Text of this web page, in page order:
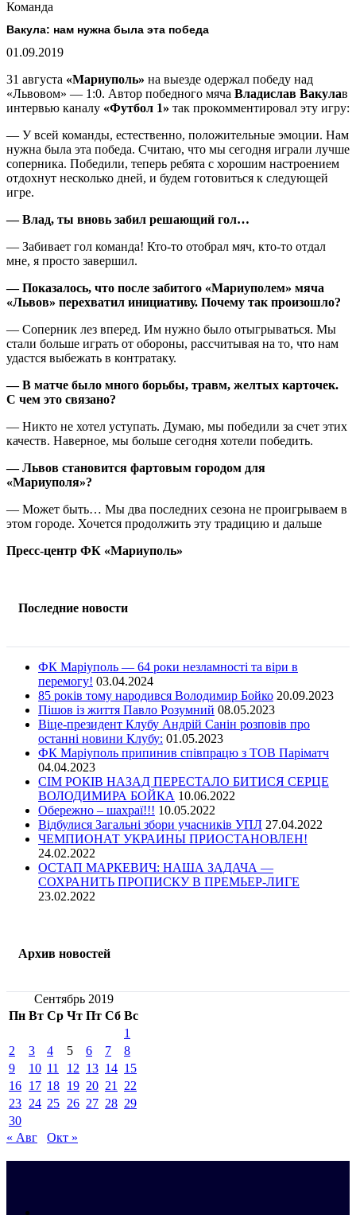
Команда
Вакула: нам нужна была эта победа
01.09.2019
31 августа «Мариуполь» на выезде одержал победу над
«Львовом» — 1:0. Автор победного мяча Владислав Вакулав
интервью каналу «Футбол 1» так прокомментировал эту игру:
— У всей команды, естественно, положительные эмоции. Нам
нужна была эта победа. Считаю, что мы сегодня играли лучше
соперника. Победили, теперь ребята с хорошим настроением
отдохнут несколько дней, и будем готовиться к следующей
игре.
— Влад, ты вновь забил решающий гол…
— Забивает гол команда! Кто-то отобрал мяч, кто-то отдал
мне, я просто завершил.
— Показалось, что после забитого «Мариуполем» мяча
«Львов» перехватил инициативу. Почему так произошло?
— Соперник лез вперед. Им нужно было отыгрываться. Мы
стали больше играть от обороны, рассчитывая на то, что нам
удастся выбежать в контратаку.
— В матче было много борьбы, травм, желтых карточек.
С чем это связано?
— Никто не хотел уступать. Думаю, мы победили за счет этих
качеств. Наверное, мы больше сегодня хотели победить.
— Львов становится фартовым городом для
«Мариуполя»?
— Может быть… Мы два последних сезона не проигрываем в
этом городе. Хочется продолжить эту традицию и дальше
Пресс-центр ФК «Мариуполь»
Последние новости
ФК Маріуполь — 64 роки незламності та віри в
перемогу! 03.04.2024
85 років тому народився Володимир Бойко 20.09.2023
Пішов із життя Павло Розумний 08.05.2023
Віце-президент Клубу Андрій Санін розповів про
останні новини Клубу: 01.05.2023
ФК Маріуполь припинив співпрацю з ТОВ Паріматч
04.04.2023
СІМ РОКІВ НАЗАД ПЕРЕСТАЛО БИТИСЯ СЕРЦЕ
ВОЛОДИМИРА БОЙКА 10.06.2022
Обережно – шахраї!!! 10.05.2022
Відбулися Загальні збори учасників УПЛ 27.04.2022
ЧЕМПИОНАТ УКРАИНЫ ПРИОСТАНОВЛЕН!
24.02.2022
ОСТАП МАРКЕВИЧ: НАША ЗАДАЧА —
СОХРАНИТЬ ПРОПИСКУ В ПРЕМЬЕР-ЛИГЕ
23.02.2022
Архив новостей
Сентябрь 2019
Пн Вт Ср Чт Пт Сб Вс
1
2
3 4 5 6 7
8
9
10 11 12 13 14 15
16 17 18 19 20 21
22
23 24 25 26 27 28 29
30
« Авг
Окт »